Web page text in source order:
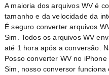
A maioria dos arquivos WV é
tamanho e da velocidade da
É seguro converter arquivos
Sim. Todos os arquivos WV
até 1 hora após a conversão.
Posso converter WV no
Sim, nosso conversor